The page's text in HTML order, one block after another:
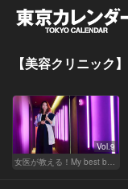
【美容クリニック】
Vol.9
女医が教える！My best beauty